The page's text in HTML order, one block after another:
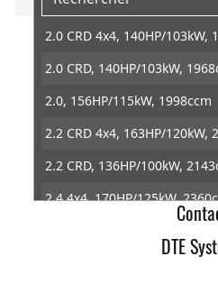
2.0 CRD 4x4, 140HP/103kW,
2.0 CRD, 140HP/103kW,
2.0, 156HP/115kW, 1998ccm
2.2 CRD 4x4, 163HP/120kW,
2.2 CRD, 136HP/100kW,
2.4 4x4, 170HP/125kW,
DTE
Conditions
Protection des
DTE